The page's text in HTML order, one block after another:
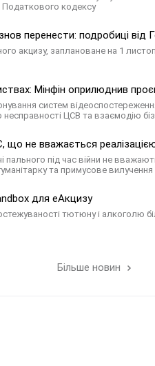
Податкового кодексу
перенести: подробиці від
акцизу, заплановане на 1
Мінфін оприлюднив
систем
ЦСВ та взаємодію
що не вважається
пального під час війни не
та примусове
для еАкцизу
тютюну і алкоголю
Більше новин